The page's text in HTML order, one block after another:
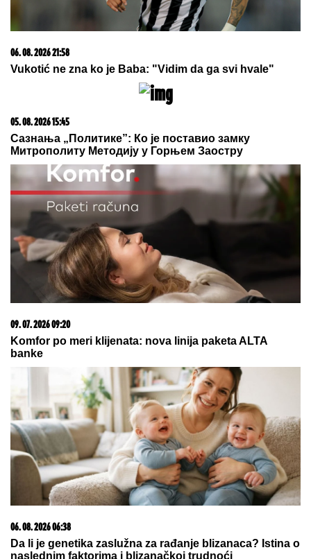
06. 08. 2026 21:58
Vukotić ne zna ko je Baba: "Vidim da ga svi hvale"
05. 08. 2026 15:45
Сазнања „Политике”: Ко је поставио замку
Митрополиту Методију у Горњем Заостру
09. 07. 2026 09:20
Komfor po meri klijenata: nova linija paketa ALTA
banke
06. 08. 2026 06:38
Da li je genetika zaslužna za rađanje blizanaca? Istina o
naslednim faktorima i blizanačkoj trudnoći